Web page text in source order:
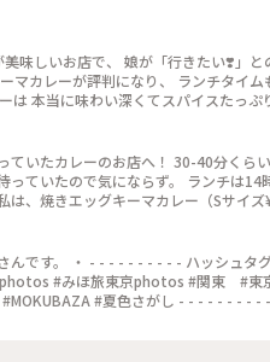
美味しいお店で、 娘が「行きたい❣️」
マカレーが評判になり、 ランチタイム
は 本当に味わい深くてスパイスたっぷ
入っていないそうで、 身体にも優し
にいただきました♡ モッツァレラチー
コリアンダーキーマカレー、 アボカ
手線原宿駅より徒歩9分 ★副都心線
駅より徒歩10分 #MOKUBAZA #私の
京 #カレー大好き
ていたカレーのお店へ！ 30-40分くら
っていたので気にならず。 ランチは
は、焼きエッグキーマカレー（Sサイ
た（辛いのが苦手な友人は苦労してま
、という感じです。 帰宅しても、ま
カレー #神宮 #私のことりっぷ旅
・ - - - - - - - - - - ハッシュタグ - - - - - - - - - ▼わ
#関東 #東京都 #東京 #表参道 #東京カフェ #カ
#夏色さがし - - - - - - - -